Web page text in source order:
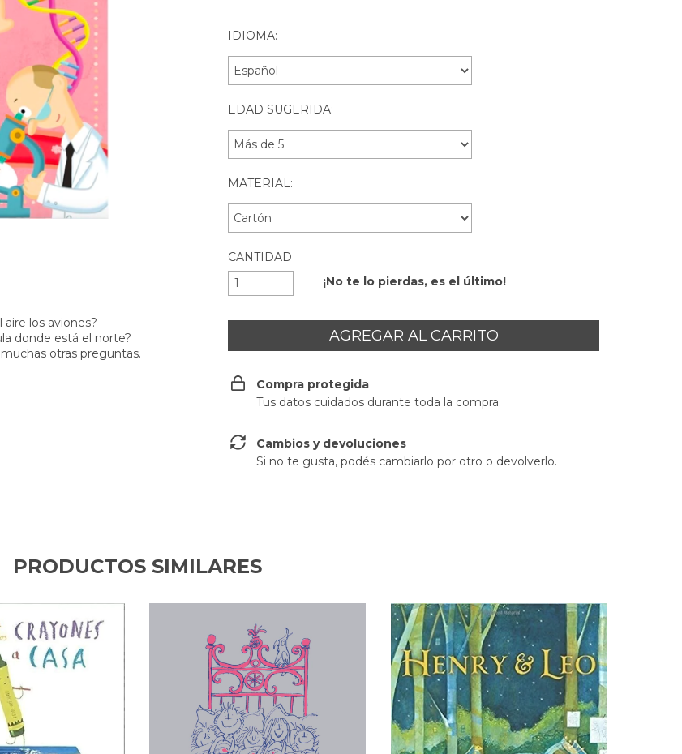
los aviones?
donde está el norte?
otras preguntas.
IDIOMA:
EDAD SUGERIDA:
MATERIAL:
CANTIDAD
¡No te lo pierdas, es el último!
Compra protegida
Tus datos cuidados durante toda la compra.
Cambios y devoluciones
Si no te gusta, podés cambiarlo por otro o devolverlo.
PRODUCTOS SIMILARES